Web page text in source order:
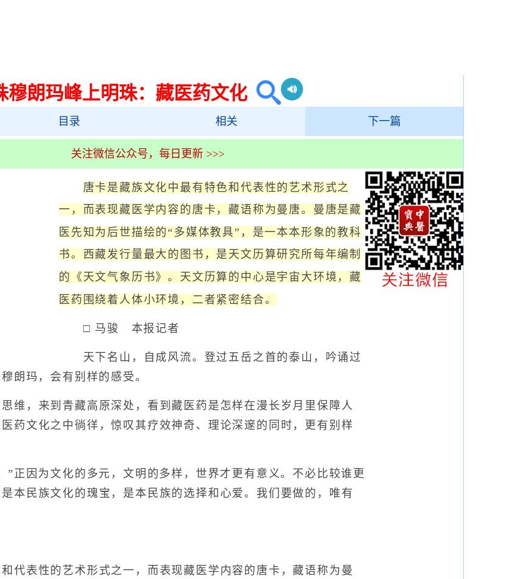
穆朗玛峰上明珠：藏医药文化
目录 相关 下一篇
关注微信公众号，每日更新 >>>
唐卡是藏族文化中最有特色和代表性的艺术形式之
一，而表现藏医学内容的唐卡，藏语称为曼唐。曼唐是藏
医先知为后世描绘的“多媒体教具”，是一本本形象的教科
书。西藏发行量最大的图书，是天文历算研究所每年编制
的《天文气象历书》。天文历算的中心是宇宙大环境，藏
医药围绕着人体小环境，二者紧密结合。
□ 马骏 本报记者
天下名山，自成风流。登过五岳之首的泰山，吟诵过
朗玛，会有别样的感受。
，来到青藏高原深处，看到藏医药是怎样在漫长岁月里保障人
药文化之中徜徉，惊叹其疗效神奇、理论深邃的同时，更有别样
因为文化的多元，文明的多样，世界才更有意义。不必比较谁更
本民族文化的瑰宝，是本民族的选择和心爱。我们要做的，唯有
表性的艺术形式之一，而表现藏医学内容的唐卡，藏语称为曼